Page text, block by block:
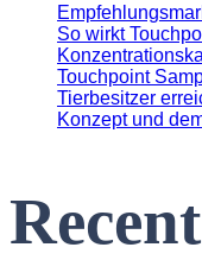
So wirkt
Touchpoint
Tierbesitzer
Konzept und